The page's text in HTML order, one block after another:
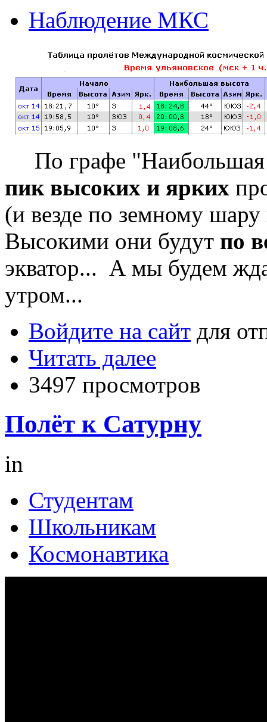
Наблюдение МКС
По графе "Наибольшая
пик высоких и ярких
(и везде по земному
Высокими они будут по
экватор... А мы будем
утром...
Войдите на сайт для
Читать далее
3497 просмотров
Полёт к Сатурну
in
Студентам
Школьникам
Космонавтика